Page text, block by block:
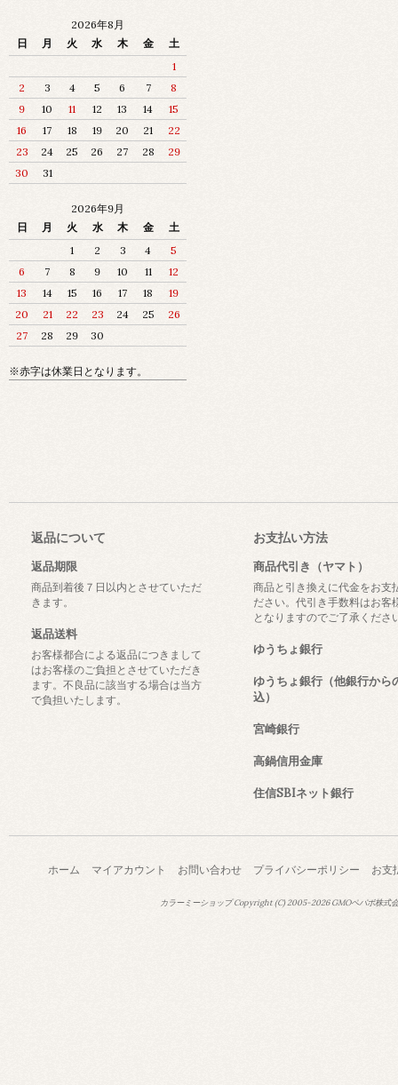
2026年8月
日
月 火 水 木 金
土
1
2
3 4 5 6 7
8
9
10 11 12 13 14
15
16
17 18 19 20 21
22
23
24 25 26 27 28
29
30
31
2026年9月
日
月 火 水 木 金
土
1
2 3 4
5
6
7 8 9 10 11
12
13
14 15 16 17 18
19
20
21 22 23 24 25
26
27
28 29 30
※赤字は休業日となります。
返品について
返品期限
商品到着後７日以内とさせていただ
きます。
返品送料
お客様都合による返品につきまして
はお客様のご負担とさせていただき
ます。不良品に該当する場合は当方
で負担いたします。
お支払い方法
商品代引き（ヤマト）
商品と引き換えに代金をお支
ださい。代引き手数料はお客
となりますのでご了承くださ
ゆうちょ銀行
ゆうちょ銀行（他銀行から
込）
宮崎銀行
高鍋信用金庫
住信SBIネット銀行
ホーム マイアカウント お問い合わせ プライバシーポリシー お支
カラーミーショップCopyright (C) 2005-2026GMOペパボ株式